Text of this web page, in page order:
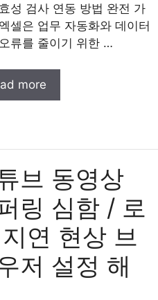
성 검사 연동 방법 완전 가
셀은 업무 자동화와 데이터
류를 줄이기 위한 …
more
브 동영상
링 심함 / 로
연 현상 브
저 설정 해